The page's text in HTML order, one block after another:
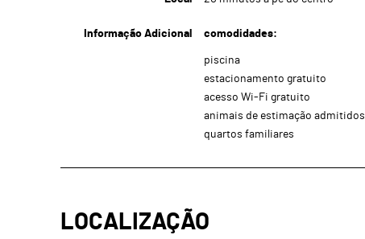
Informação Adicional comodidades:
piscina
estacionamento gratuito
acesso Wi-Fi gratuito
animais de estimação admitidos
quartos familiares